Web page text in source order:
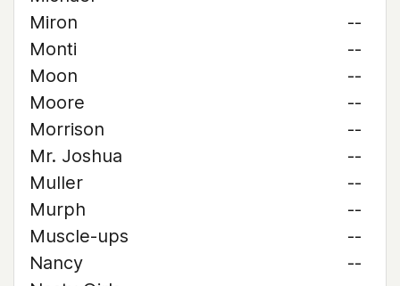
Miron
--
Monti
--
Moon
--
Moore
--
Morrison
--
Mr. Joshua
--
Muller
--
Murph
--
Muscle-ups
--
Nancy
--